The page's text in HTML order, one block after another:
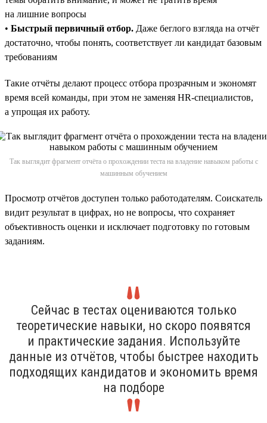
на лишние вопросы
• Быстрый первичный отбор. Даже беглого взгляда на отчёт
достаточно, чтобы понять, соответствует ли кандидат базовым
требованиям
Такие отчёты делают процесс отбора прозрачным и экономят
время всей команды, при этом не заменяя HR-специалистов,
а упрощая их работу.
Так выглядит фрагмент отчёта о прохождении теста на владение навыком работы с
машинным обучением
Просмотр отчётов доступен только работодателям. Соискатель
видит результат в цифрах, но не вопросы, что сохраняет
объективность оценки и исключает подготовку по готовым
заданиям.
Сейчас в тестах оцениваются только
теоретические навыки, но скоро появятся
и практические задания. Используйте
данные из отчётов, чтобы быстрее находить
подходящих кандидатов и экономить время
на подборе